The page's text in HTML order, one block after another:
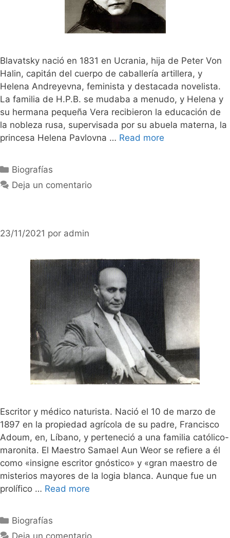
Blavatsky nació en 1831 en Ucrania, hija de Peter Von
Halin, capitán del cuerpo de caballería artillera, y
Helena Andreyevna, feminista y destacada novelista.
La familia de H.P.B. se mudaba a menudo, y Helena y
su hermana pequeña Vera recibieron la educación de
la nobleza rusa, supervisada por su abuela materna, la
princesa Helena Pavlovna … Read more
Categorías
Biografías
Deja un comentario
23/11/2021 por admin
Escritor y médico naturista. Nació el 10 de marzo de
1897 en la propiedad agrícola de su padre, Francisco
Adoum, en, Líbano, y perteneció a una familia católico-
maronita. El Maestro Samael Aun Weor se refiere a él
como «insigne escritor gnóstico» y «gran maestro de
misterios mayores de la logia blanca. Aunque fue un
prolífico … Read more
Categorías
Biografías
Deja un comentario